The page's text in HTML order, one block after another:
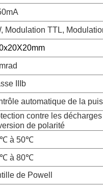
Modulation TTL,
IIIb
automatique de la
contre les
de polarité
à 50℃
à 80℃
de Powell